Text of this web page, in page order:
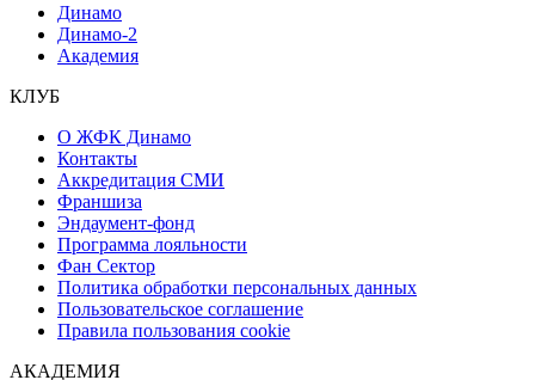
Динамо
Динамо-2
Академия
КЛУБ
О ЖФК Динамо
Контакты
Аккредитация СМИ
Франшиза
Эндаумент-фонд
Программа лояльности
Фан Сектор
Политика обработки персональных данных
Пользовательское соглашение
Правила пользования cookie
АКАДЕМИЯ